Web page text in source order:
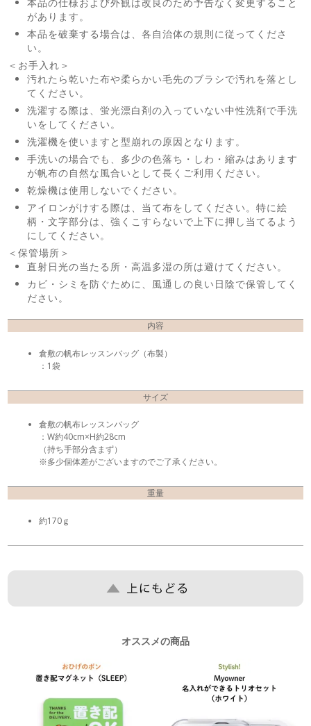
があります。
本品を破棄する場合は、各自治体の規則に従ってくださ
い。
＜お手入れ＞
汚れたら乾いた布や柔らかい毛先のブラシで汚れを落とし
てください。
洗濯する際は、蛍光漂白剤の入っていない中性洗剤で手洗
いをしてください。
洗濯機を使いますと型崩れの原因となります。
手洗いの場合でも、多少の色落ち・しわ・縮みはあります
が帆布の自然な風合いとして長くご利用ください。
乾燥機は使用しないでください。
アイロンがけする際は、当て布をしてください。特に絵
柄・文字部分は、強くこすらないで上下に押し当てるよう
にしてください。
＜保管場所＞
直射日光の当たる所・高温多湿の所は避けてください。
カビ・シミを防ぐために、風通しの良い日陰で保管してく
ださい。
内容
倉敷の帆布レッスンバッグ（布製）
：1袋
サイズ
倉敷の帆布レッスンバッグ
：W約40cm×H約28cm
（持ち手部分含まず）
※多少個体差がございますのでご了承ください。
重量
約170ｇ
オススメの商品